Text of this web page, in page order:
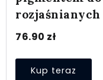
rozjaśnianych
76.90 zł
Kup teraz